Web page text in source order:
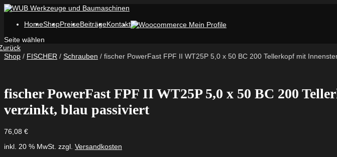
HomeShopPreiseBeiträgeKontakt
Seite wählen
Shop / FISCHER / Schrauben / fischer PowerFast FPF II WT25P 5,0 x 50 BC 200 Tellerkopf mit
fischer PowerFast FPF II WT25P 5,0 x 50 BC 200
verzinkt, blau passiviert
76,08 €
inkl. 20 % MwSt. zzgl. Versandkosten